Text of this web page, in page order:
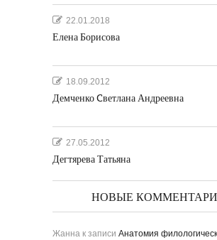
22.01.2018
Елена Борисова
18.09.2012
Демченко Cветлана Андреевна
27.05.2012
Дегтярева Татьяна
НОВЫЕ
Жанна к записи Анатомия